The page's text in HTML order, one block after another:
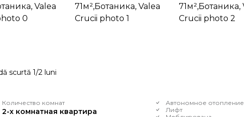
scurtă 1/2 luni
Количество комнат
2-х комнатная квартира
Автономное отопление
Лифт